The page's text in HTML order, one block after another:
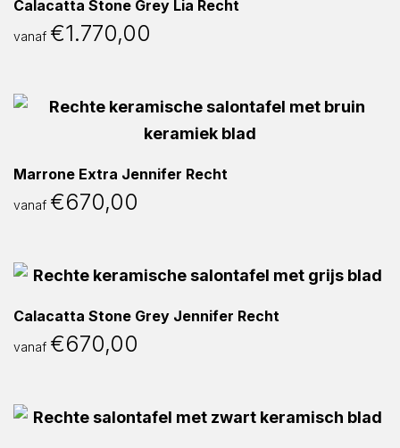
Calacatta Stone Grey Lia Recht
vanaf €1.770,00
Marrone Extra Jennifer Recht
vanaf €670,00
Calacatta Stone Grey Jennifer Recht
vanaf €670,00